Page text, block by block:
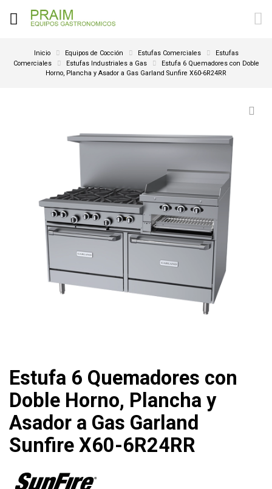
Inicio Equipos de Cocción Estufas Comerciales
Estufas
Comerciales
Estufas Industriales a Gas
Estufa 6 Quemadores con Doble
Horno, Plancha y Asador a Gas Garland Sunfire X60-6R24RR
Estufa 6 Quemadores con
Doble Horno, Plancha y
Asador a Gas Garland
Sunfire X60-6R24RR